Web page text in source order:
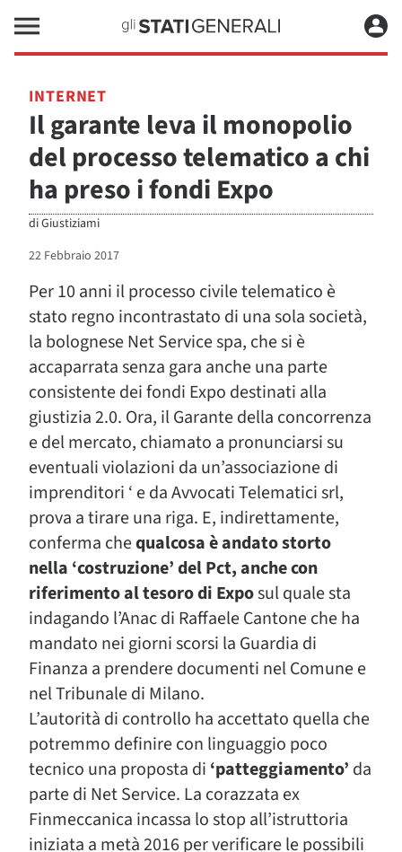
INTERNET
Il garante leva il monopolio
del processo telematico a chi
ha preso i fondi Expo
diGiustiziami
22 Febbraio 2017
Per 10 anni il processo civile telematico è
stato regno incontrastato di una sola società,
la bolognese Net Service spa, che si è
accaparrata senza gara anche una parte
consistente dei fondi Expo destinati alla
giustizia 2.0. Ora, il Garante della concorrenza
e del mercato, chiamato a pronunciarsi su
eventuali violazioni da un’associazione di
imprenditori ‘ e da Avvocati Telematici srl,
prova a tirare una riga. E, indirettamente,
conferma chequalcosa è andato storto
nella ‘costruzione’ del Pct, anche con
riferimento al tesoro di Exposul quale sta
indagando l’Anac di Raffaele Cantone che ha
mandato nei giorni scorsi la Guardia di
Finanza a prendere documenti nel Comune e
nel Tribunale di Milano.
L’autorità di controllo ha accettato quella che
potremmo definire con linguaggio poco
tecnico una proposta di ‘patteggiamento’ da
parte di Net Service. La corazzata ex
Finmeccanica incassa lo stop all’istruttoria
iniziata a metà 2016 per verificare le possibili